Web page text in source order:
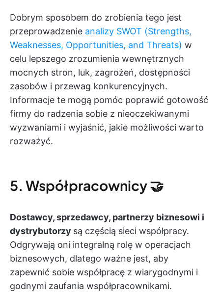
Dobrym sposobem do zrobienia tego jest
przeprowadzenie analizy SWOT (Strengths,
Weaknesses, Opportunities, and Threats) w
celu lepszego zrozumienia wewnętrznych
mocnych stron, luk, zagrożeń, dostępności
zasobów i przewag konkurencyjnych.
Informacje te mogą pomóc poprawić gotowość
firmy do radzenia sobie z nieoczekiwanymi
wyzwaniami i wyjaśnić, jakie możliwości warto
rozważyć.
5. Współpracownicy 🤝
Dostawcy, sprzedawcy, partnerzy biznesowi i
dystrybutorzy są częścią sieci współpracy.
Odgrywają oni integralną rolę w operacjach
biznesowych, dlatego ważne jest, aby
zapewnić sobie współpracę z wiarygodnymi i
godnymi zaufania współpracownikami.